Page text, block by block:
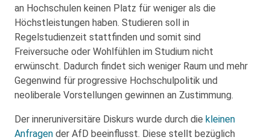
an Hochschulen keinen Platz für weniger als die
Höchstleistungen haben. Studieren soll in
Regelstudienzeit stattfinden und somit sind
Freiversuche oder Wohlfühlen im Studium nicht
erwünscht. Dadurch findet sich weniger Raum und mehr
Gegenwind für progressive Hochschulpolitik und
neoliberale Vorstellungen gewinnen an Zustimmung.
Der inneruniversitäre Diskurs wurde durch die kleinen
Anfragen der AfD beeinflusst. Diese stellt bezüglich